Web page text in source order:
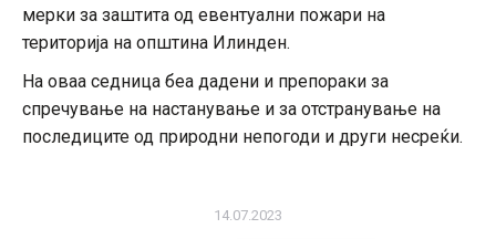
мерки за заштита од евентуални пожари на
територија на општина Илинден.
На оваа седница беа дадени и препораки за
спречување на настанување и за отстранување на
последиците од природни непогоди и други несреќи.
14.07.2023